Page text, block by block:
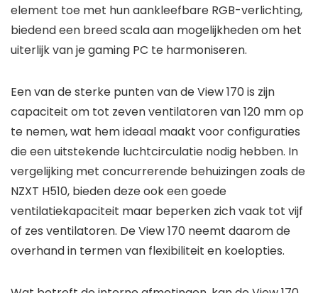
element toe met hun aankleefbare RGB-verlichting,
biedend een breed scala aan mogelijkheden om het
uiterlijk van je gaming PC te harmoniseren.
Een van de sterke punten van de View 170 is zijn
capaciteit om tot zeven ventilatoren van 120 mm op
te nemen, wat hem ideaal maakt voor configuraties
die een uitstekende luchtcirculatie nodig hebben. In
vergelijking met concurrerende behuizingen zoals de
NZXT H510, bieden deze ook een goede
ventilatiekapaciteit maar beperken zich vaak tot vijf
of zes ventilatoren. De View 170 neemt daarom de
overhand in termen van flexibiliteit en koelopties.